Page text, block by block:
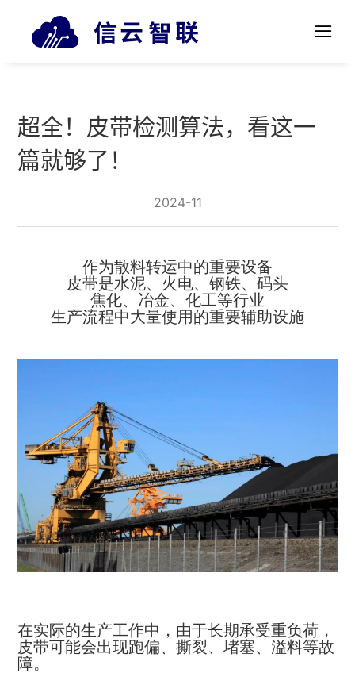
超全！皮带检测算法，看这一
篇就够了！
2024-11
作为散料转运中的重要设备
皮带是水泥、火电、钢铁、码头
焦化、冶金、化工等行业
生产流程中大量使用的重要辅助设施
在实际的生产工作中，由于长期承受重负荷，
皮带可能会出现跑偏、撕裂、堵塞、溢料等故
障。